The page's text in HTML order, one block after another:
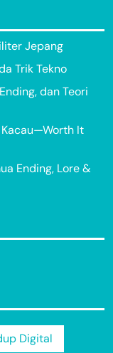
Jepang
Trik Tekno
dan Teori
Kacau—Worth It
Ending, Lore &
Digital